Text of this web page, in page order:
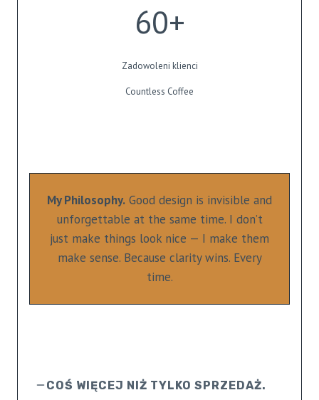
60+
Zadowoleni klienci
Countless Coffee
My Philosophy. Good design is invisible and
unforgettable at the same time. I don’t
just make things look nice — I make them
make sense. Because clarity wins. Every
time.
COŚ WIĘCEJ NIŻ TYLKO SPRZEDAŻ.